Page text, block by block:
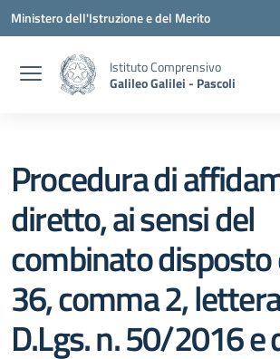
Vai ai contenuti
Vai al menu di navigazione
Vai al footer
Ministero dell'Istruzione e del Merito
Istituto Comprensivo
Galileo Galilei - Pascoli
Procedura di
diretto, ai sensi del
combinato disposto
36, comma 2,
D.Lgs. n. 50/2016 e